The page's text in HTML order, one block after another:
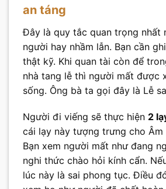
an táng
Đây là quy tắc quan trọng nhất
người hay nhầm lẫn. Bạn cần
thật kỹ. Khi quan tài còn để
nhà tang lễ thì người mất được
sống. Ông bà ta gọi đây là Lễ
Người đi viếng sẽ thực hiện 2
cái lạy này tượng trưng cho Âm
Bạn xem người mất như đang
nghi thức chào hỏi kính cẩn.
lúc này là sai phong tục. Điều